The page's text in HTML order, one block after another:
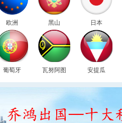
欧洲 黑山 日本
葡萄牙 瓦努阿图 安提瓜